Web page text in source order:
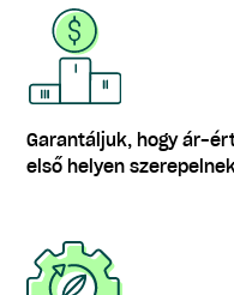
Garantáljuk, hogy ár-
első helyen